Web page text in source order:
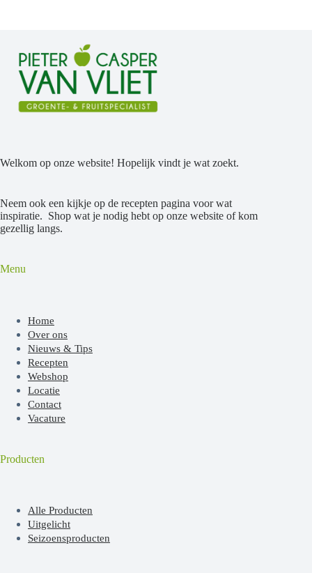
Welkom op onze website! Hopelijk vindt je wat zoekt.
Neem ook een kijkje op de recepten pagina voor wat
inspiratie. Shop wat je nodig hebt op onze website of kom
gezellig langs.
Menu
Home
Over ons
Nieuws & Tips
Recepten
Webshop
Locatie
Contact
Vacature
Producten
Alle Producten
Uitgelicht
Seizoensproducten